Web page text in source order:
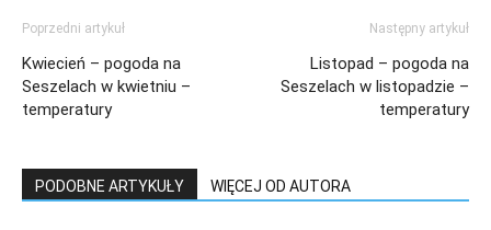
Poprzedni artykuł
Kwiecień – pogoda na
Seszelach w kwietniu –
temperatury
Następny artykuł
Listopad – pogoda na
Seszelach w listopadzie –
temperatury
PODOBNE ARTYKUŁY WIĘCEJ OD AUTORA